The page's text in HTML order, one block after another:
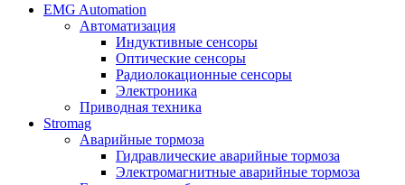
EMG Automation
Автоматизация
Индуктивные сенсоры
Оптические сенсоры
Радиолокационные сенсоры
Электроника
Приводная техника
Stromag
Аварийные тормоза
Гидравлические аварийные тормоза
Электромагнитные аварийные тормоза